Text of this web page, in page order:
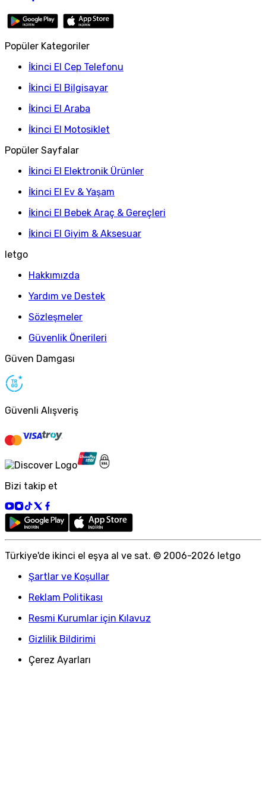
Popüler Kategoriler
İkinci El Cep Telefonu
İkinci El Bilgisayar
İkinci El Araba
İkinci El Motosiklet
Popüler Sayfalar
İkinci El Elektronik Ürünler
İkinci El Ev & Yaşam
İkinci El Bebek Araç & Gereçleri
İkinci El Giyim & Aksesuar
letgo
Hakkımızda
Yardım ve Destek
Sözleşmeler
Güvenlik Önerileri
Güven Damgası
Güvenli Alışveriş
Bizi takip et
Türkiye'de ikinci el eşya al ve sat. © 2006-2026 letgo
Şartlar ve Koşullar
Reklam Politikası
Resmi Kurumlar için Kılavuz
Gizlilik Bildirimi
Çerez Ayarları